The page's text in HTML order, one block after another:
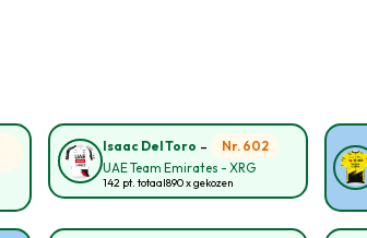
Isaac Del Toro -
Nr. 602
UAE Team Emirates - XRG
142 pt. totaal890 x gekozen